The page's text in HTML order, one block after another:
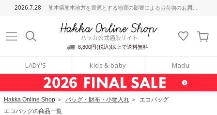
2026.7.28 熊本県熊本地方を震源とする地震の影響によるお荷物のお届けについて
8,800円(税込)以上で送料無料
LADY'S kids & baby Madu
通販サイト
Hakka Online Shop ＞ バッグ・財布・小物入れ ＞ エコバッグ
エコバッグの商品一覧